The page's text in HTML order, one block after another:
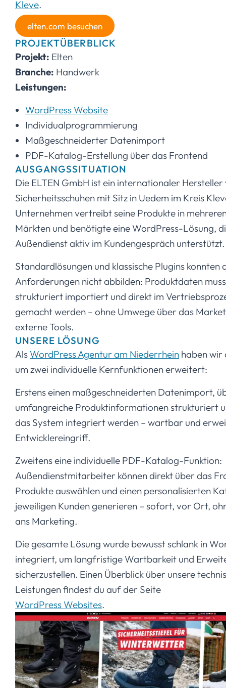
Kleve.
elten.com besuchen
PROJEKTÜBERBLICK
Projekt: Elten
Branche: Handwerk
Leistungen:
WordPress Website
Individualprogrammierung
Maßgeschneiderter Datenimport
PDF-Katalog-Erstellung über das Frontend
AUSGANGSSITUATION
Die ELTEN GmbH ist ein internationaler Hersteller
Sicherheitsschuhen mit Sitz in Uedem im Kreis
Unternehmen vertreibt seine Produkte in
Märkten und benötigte eine WordPress-Lösung,
Außendienst aktiv im Kundengespräch unterstützt.
Standardlösungen und klassische Plugins konnten
Anforderungen nicht abbilden: Produktdaten
strukturiert importiert und direkt im
gemacht werden – ohne Umwege über das
externe Tools.
UNSERE LÖSUNG
Als WordPress Agentur am Niederrhein haben wir
um zwei individuelle Kernfunktionen erweitert:
Erstens einen maßgeschneiderten Datenimport,
umfangreiche Produktinformationen strukturiert
das System integriert werden – wartbar und
Entwicklereingriff.
Zweitens eine individuelle PDF-Katalog-Funktion:
Außendienstmitarbeiter können direkt über das
Produkte auswählen und einen personalisierten
jeweiligen Kunden generieren – sofort, vor Ort,
ans Marketing.
Die gesamte Lösung wurde bewusst schlank in
integriert, um langfristige Wartbarkeit und
sicherzustellen. Einen Überblick über unsere
Leistungen findest du auf der Seite
WordPress Websites.